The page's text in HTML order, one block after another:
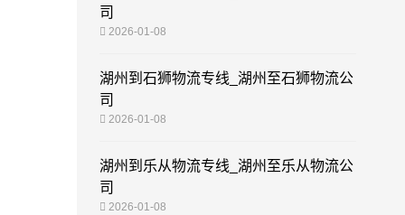
司
2026-01-08
湖州到石狮物流专线_湖州至石狮物流公
司
2026-01-08
湖州到乐从物流专线_湖州至乐从物流公
司
2026-01-08